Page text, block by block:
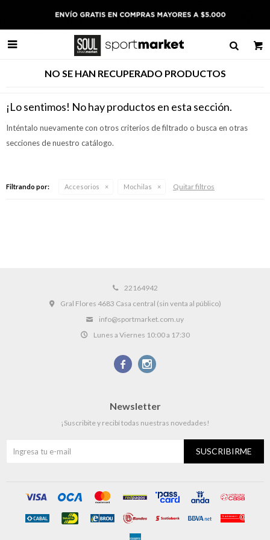

NO SE HAN RECUPERADO PRODUCTOS
¡Lo sentimos! No hay productos en esta sección.
Inténtalo nuevamente con otros criterios de filtrado o busca en otras
secciones de nuestro catálogo.
Filtrando por: Accesorios Mochilas Quitar filtros
22164942
Gral Flores 4683 Casa central (sin venta al público)
info@sportmarket.com.uy
Lunes a Viernes 10:00 a 17:30
 
Newsletter
¡Suscribite y recibí todas nuestras novedades!
SUSCRIBIRME